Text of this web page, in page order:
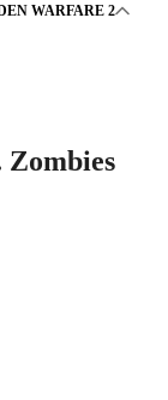
WARFARE 2
Zombies